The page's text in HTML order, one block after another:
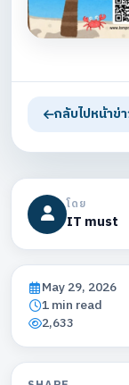
กลับไปหน้าข่
โดย
IT must
May 29, 2026
1 min read
2,633